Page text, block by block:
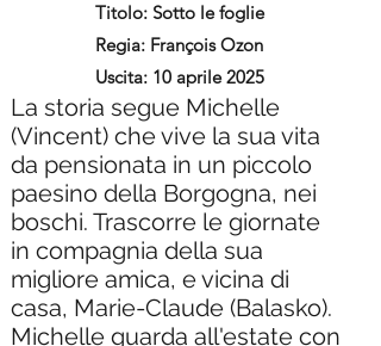
Titolo: Sotto le foglie
Regia: François Ozon
Uscita: 10 aprile 2025
La storia segue Michelle
(Vincent) che vive la sua vita
da pensionata in un piccolo
paesino della Borgogna, nei
boschi. Trascorre le giornate
in compagnia della sua
migliore amica, e vicina di
casa, Marie-Claude (Balasko).
Michelle guarda all'estate con